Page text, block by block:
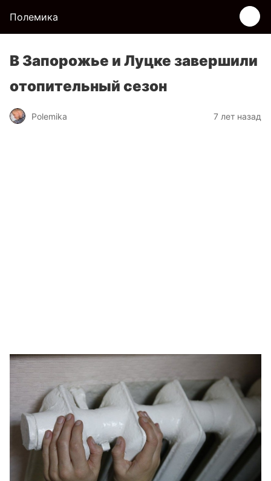
Полемика
В Запорожье и Луцке завершили
отопительный сезон
Polemika 7 лет назад